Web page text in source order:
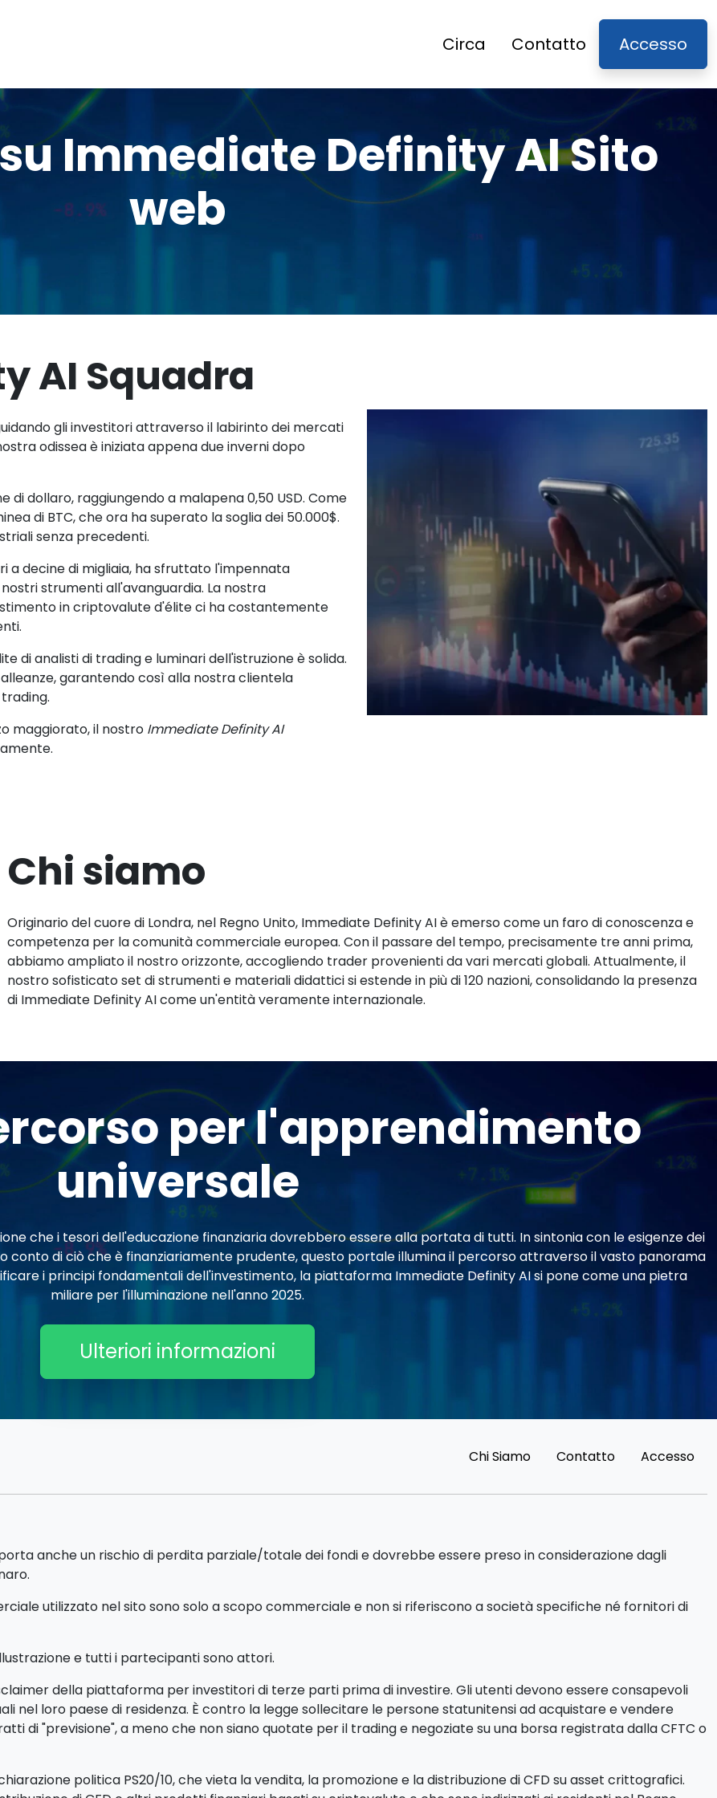
Circa Contatto Accesso
Immediate Definity AI Sito
web
AI Squadra
gli investitori attraverso il labirinto dei mercati
odissea è iniziata appena due inverni dopo
di dollaro, raggiungendo a malapena 0,50 USD. Come
di BTC, che ora ha superato la soglia dei 50.000$.
senza precedenti.
a decine di migliaia, ha sfruttato l'impennata
strumenti all'avanguardia. La nostra
in criptovalute d'élite ci ha costantemente
di analisti di trading e luminari dell'istruzione è solida.
garantendo così alla nostra clientela
maggiorato, il nostro Immediate Definity AI
Chi siamo
Originario del cuore di Londra, nel Regno Unito, Immediate Definity AI è emerso come un faro di conoscenza e
competenza per la comunità commerciale europea. Con il passare del tempo, precisamente tre anni prima,
abbiamo ampliato il nostro orizzonte, accogliendo trader provenienti da vari mercati globali. Attualmente, il
nostro sofisticato set di strumenti e materiali didattici si estende in più di 120 nazioni, consolidando la presenza
di Immediate Definity AI come un'entità veramente internazionale.
per l'apprendimento
universale
che i tesori dell'educazione finanziaria dovrebbero essere alla portata di tutti. In sintonia con le esigenze dei
conto di ciò che è finanziariamente prudente, questo portale illumina il percorso attraverso il vasto panorama
i principi fondamentali dell'investimento, la piattaforma Immediate Definity AI si pone come una pietra
miliare per l'illuminazione nell'anno 2025.
Ulteriori informazioni
Chi Siamo Contatto Accesso
anche un rischio di perdita parziale/totale dei fondi e dovrebbe essere preso in considerazione dagli
utilizzato nel sito sono solo a scopo commerciale e non si riferiscono a società specifiche né fornitori di
e tutti i partecipanti sono attori.
della piattaforma per investitori di terze parti prima di investire. Gli utenti devono essere consapevoli
nel loro paese di residenza. È contro la legge sollecitare le persone statunitensi ad acquistare e vendere
di "previsione", a meno che non siano quotate per il trading e negoziate su una borsa registrata dalla CFTC o
politica PS20/10, che vieta la vendita, la promozione e la distribuzione di CFD su asset crittografici.